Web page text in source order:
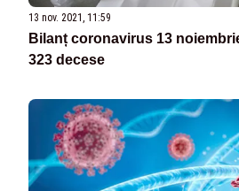
13 nov. 2021, 11:59
Bilanț coronavirus 13
323 decese